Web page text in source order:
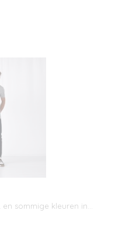
sommige kleuren in…